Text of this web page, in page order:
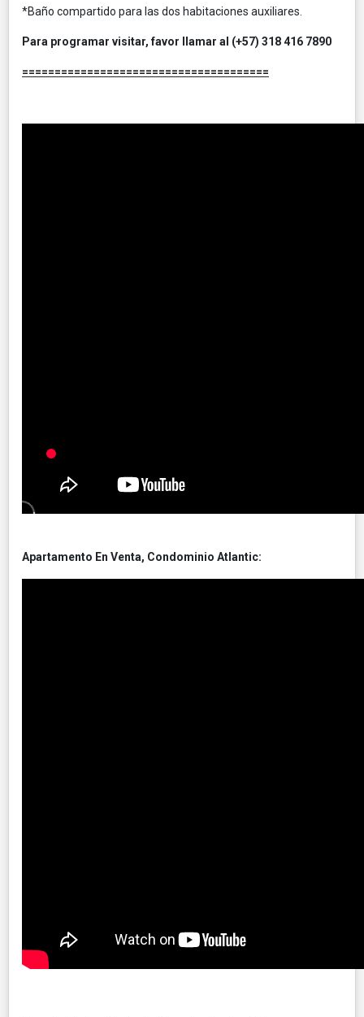
*Baño compartido para las dos habitaciones auxiliares.
Para programar visitar, favor llamar al (+57) 318 416 7890
======================================
Apartamento En Venta, Condominio Atlantic: